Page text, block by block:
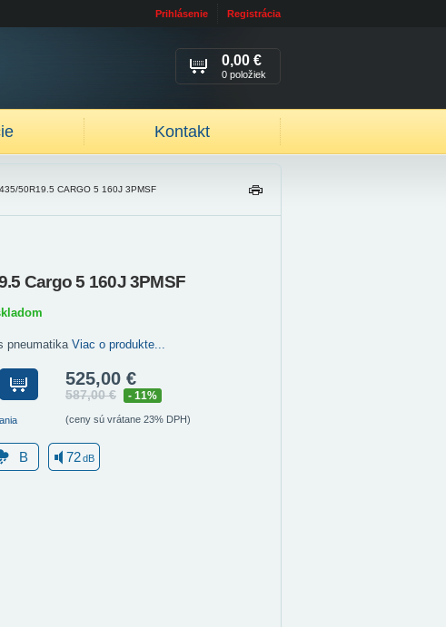
Prihlásenie Registrácia
Kontakt
0,00 €
0 položiek
435/50R19.5 CARGO 5 160J 3PMSF
IŤ
Cargo 5 160J 3PMSF
pneumatikaViac o produkte...
525,00 €
587,00 € - 11%
(ceny sú vrátane 23% DPH)
B 72dB